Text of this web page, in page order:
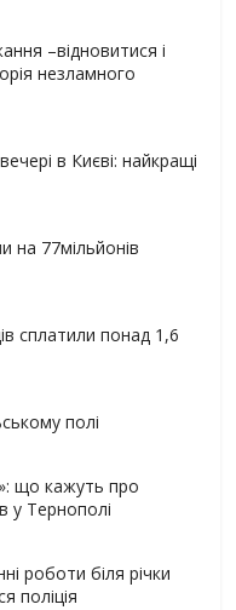
–відновитися і
незламного
в Києві: найкращі
на 77мільйонів
сплатили понад 1,6
полі
що кажуть про
у Тернополі
роботи біля річки
поліція